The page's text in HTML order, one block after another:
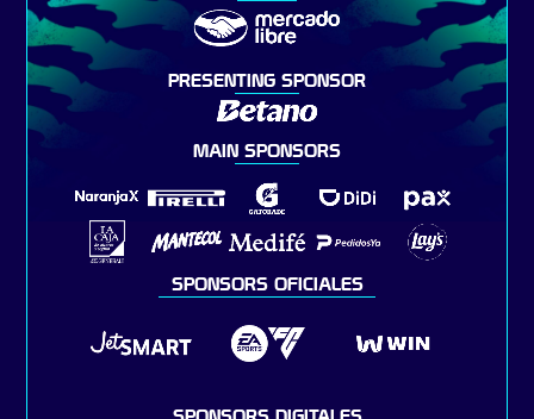
PRESENTING SPONSOR
MAIN SPONSORS
SPONSORS OFICIALES